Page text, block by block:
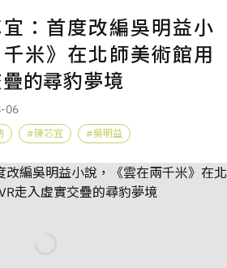
：首度改編吳明益小
米》在北師美術館用
的尋豹夢境
06
陳芯宜 吳明益